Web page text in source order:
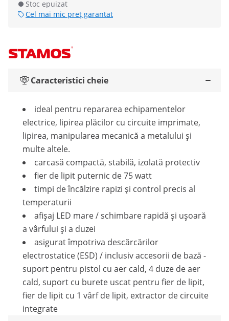
Stoc epuizat
Cel mai mic preț garantat
Caracteristici cheie
ideal pentru repararea echipamentelor
electrice, lipirea plăcilor cu circuite imprimate,
lipirea, manipularea mecanică a metalului și
multe altele.
carcasă compactă, stabilă, izolată protectiv
fier de lipit puternic de 75 watt
timpi de încălzire rapizi și control precis al
temperaturii
afișaj LED mare / schimbare rapidă și ușoară
a vârfului și a duzei
asigurat împotriva descărcărilor
electrostatice (ESD) / inclusiv accesorii de bază -
suport pentru pistol cu aer cald, 4 duze de aer
cald, suport cu burete uscat pentru fier de lipit,
fier de lipit cu 1 vârf de lipit, extractor de circuite
integrate